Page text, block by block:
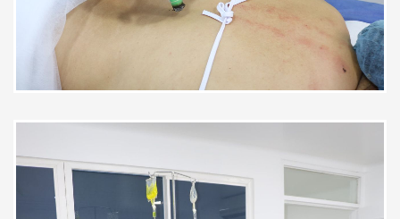
la verdad los seguiría
recomendando
Paciente